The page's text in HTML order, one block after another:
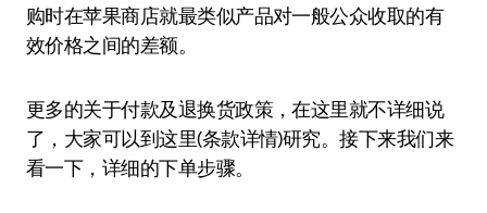
购时在苹果商店就最类似产品对一般公众收取的有
效价格之间的差额。
更多的关于付款及退换货政策，在这里就不详细说
了，大家可以到这里(条款详情)研究。接下来我们来
看一下，详细的下单步骤。